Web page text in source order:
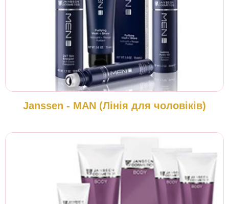
Janssen - MAN (Лінія для чоловіків)